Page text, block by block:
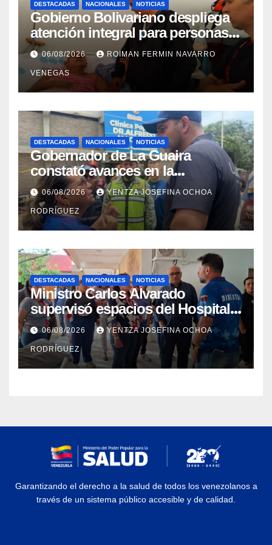
DESTACADAS NACIONALES NOTICIAS
Gobierno Bolivariano despliega
atención integral para personas
con discapacidad en
campamentos de La Guaira
06/08/2026 ROIMAN FERMIN NAVARRO
VENEGAS
DESTACADAS NACIONALES NOTICIAS
Gobernador de La Guaira
constató avances en la
rehabilitación del Hospitalito de
Catia la Mar
06/08/2026 YENTZA JOSEFINA OCHOA
RODRÍGUEZ
DESTACADAS NACIONALES NOTICIAS
Ministro Carlos Alvarado
supervisó espacios del Hospital
Dermatológico Dr. Martín Vegas
en La Guaira
06/08/2026 YENTZA JOSEFINA OCHOA
RODRÍGUEZ
Garantizando el derecho a la salud de todos los venezolanos a
través de un sistema público accesible y de calidad.